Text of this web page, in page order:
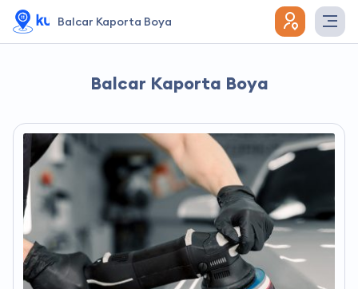
Balcar Kaporta Boya
Balcar Kaporta Boya